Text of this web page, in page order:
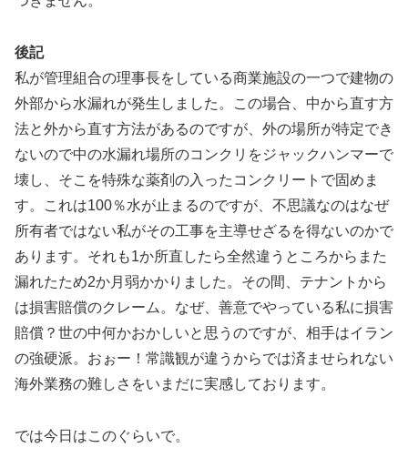
後記
私が管理組合の理事長をしている商業施設の一つで建物の
外部から水漏れが発生しました。この場合、中から直す方
法と外から直す方法があるのですが、外の場所が特定でき
ないので中の水漏れ場所のコンクリをジャックハンマーで
壊し、そこを特殊な薬剤の入ったコンクリートで固めま
す。これは100％水が止まるのですが、不思議なのはなぜ
所有者ではない私がその工事を主導せざるを得ないのかで
あります。それも1か所直したら全然違うところからまた
漏れたため2か月弱かかりました。その間、テナントから
は損害賠償のクレーム。なぜ、善意でやっている私に損害
賠償？世の中何かおかしいと思うのですが、相手はイラン
の強硬派。おぉー！常識観が違うからでは済ませられない
海外業務の難しさをいまだに実感しております。
では今日はこのぐらいで。